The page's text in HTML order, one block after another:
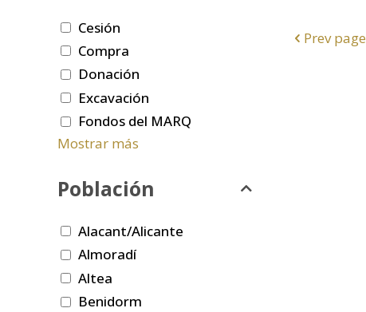
Prev page
Cesión
Compra
Donación
Excavación
Fondos del MARQ
Mostrar más
Población
Alacant/Alicante
Almoradí
Altea
Benidorm